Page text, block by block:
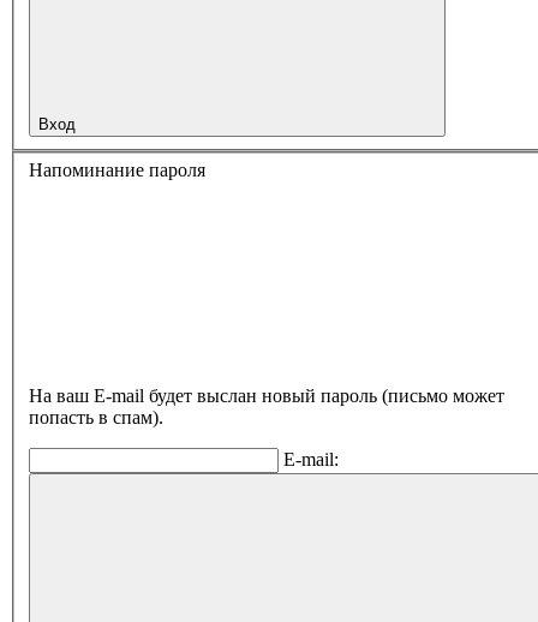
Вход
Напоминание пароля
На ваш E-mail будет выслан новый пароль (письмо может
попасть в спам).
E-mail: